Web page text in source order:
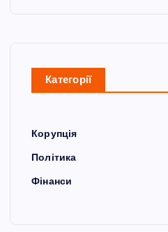
Категорії
Корупція
Політика
Фінанси